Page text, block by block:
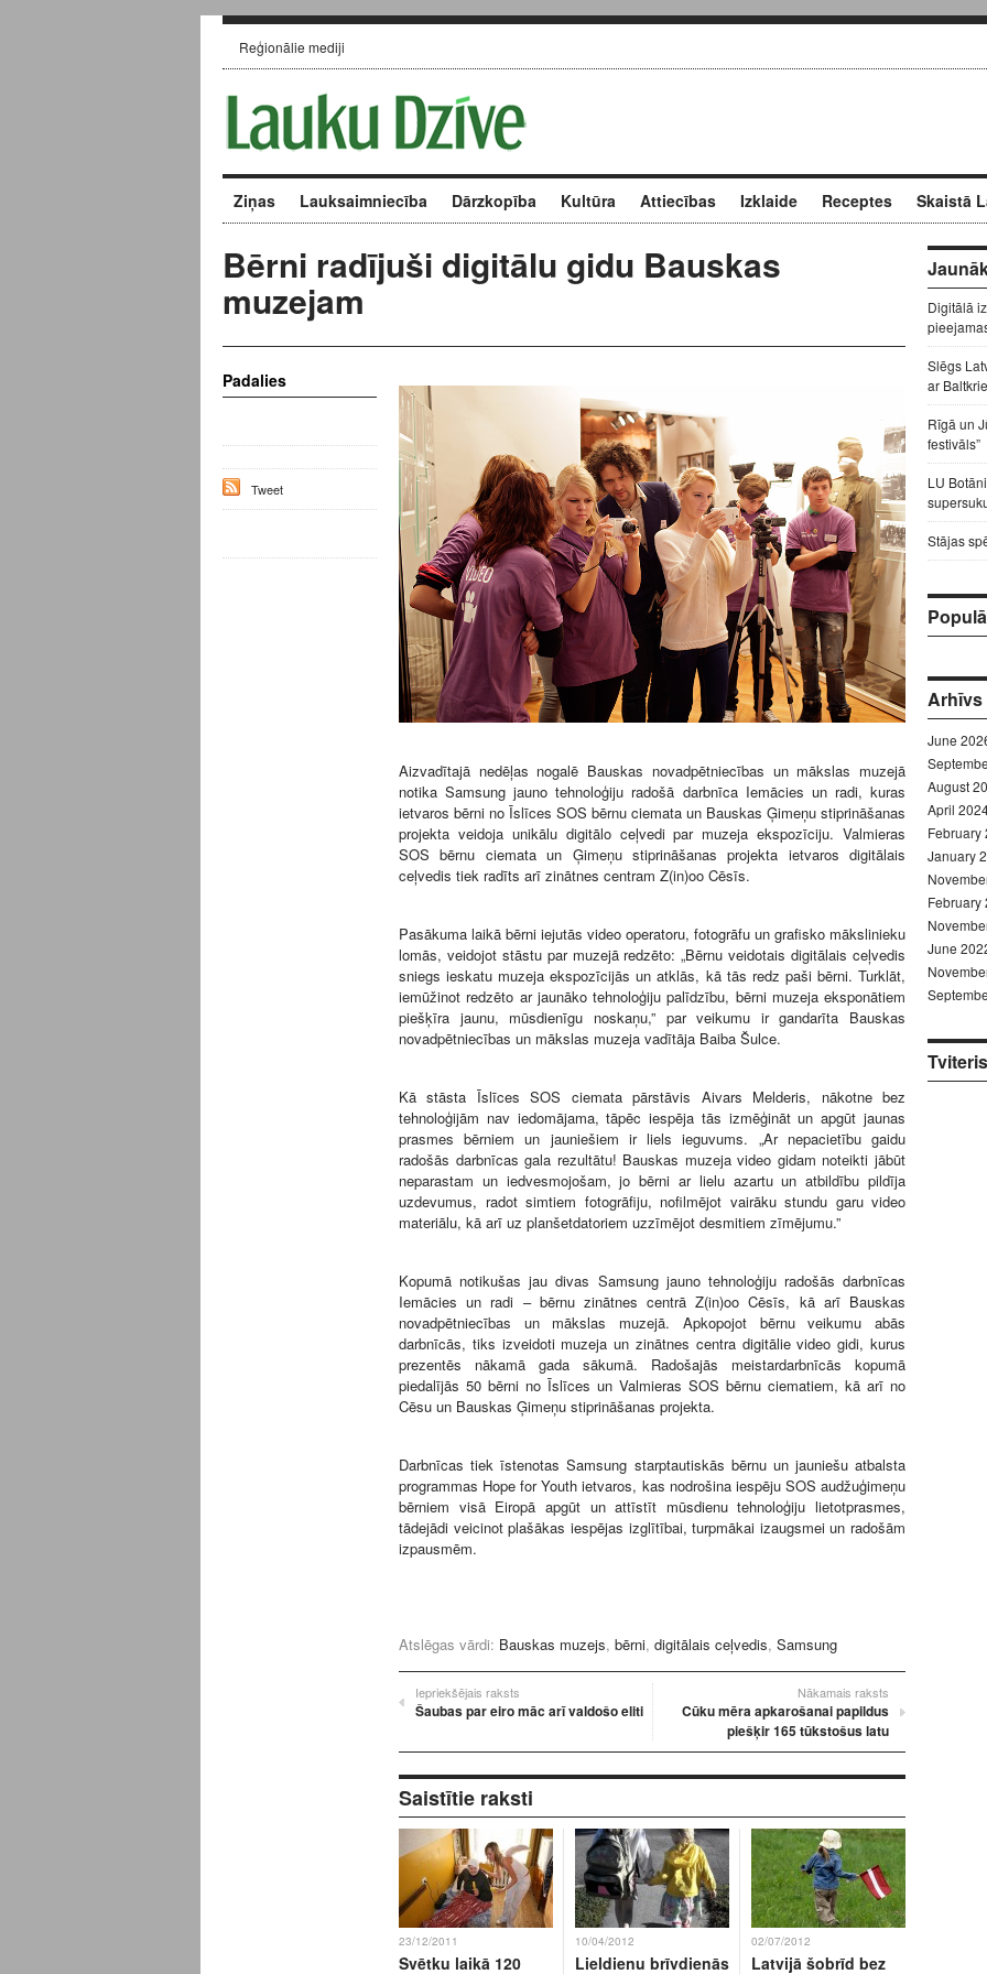
Reģionālie mediji
Ziņas Lauksaimniecība Dārzkopība Kultūra Attiecības Izklaide Receptes Skaistā
Bērni radījuši digitālu gidu Bauskas
muzejam
Aizvadītajā nedēļas nogalē Bauskas novadpētniecības un mākslas muzejā
notika Samsung jauno tehnoloģiju radošā darbnīca Iemācies un radi, kuras
ietvaros bērni no Īslīces SOS bērnu ciemata un Bauskas Ģimeņu stiprināšanas
projekta veidoja unikālu digitālo ceļvedi par muzeja ekspozīciju. Valmieras
SOS bērnu ciemata un Ģimeņu stiprināšanas projekta ietvaros digitālais
ceļvedis tiek radīts arī zinātnes centram Z(in)oo Cēsīs.
Pasākuma laikā bērni iejutās video operatoru, fotogrāfu un grafisko mākslinieku
lomās, veidojot stāstu par muzejā redzēto: „Bērnu veidotais digitālais ceļvedis
sniegs ieskatu muzeja ekspozīcijās un atklās, kā tās redz paši bērni. Turklāt,
iemūžinot redzēto ar jaunāko tehnoloģiju palīdzību, bērni muzeja eksponātiem
piešķīra jaunu, mūsdienīgu noskaņu,” par veikumu ir gandarīta Bauskas
novadpētniecības un mākslas muzeja vadītāja Baiba Šulce.
Kā stāsta Īslīces SOS ciemata pārstāvis Aivars Melderis, nākotne bez
tehnoloģijām nav iedomājama, tāpēc iespēja tās izmēģināt un apgūt jaunas
prasmes bērniem un jauniešiem ir liels ieguvums. „Ar nepacietību gaidu
radošās darbnīcas gala rezultātu! Bauskas muzeja video gidam noteikti jābūt
neparastam un iedvesmojošam, jo bērni ar lielu azartu un atbildību pildīja
uzdevumus, radot simtiem fotogrāfiju, nofilmējot vairāku stundu garu video
materiālu, kā arī uz planšetdatoriem uzzīmējot desmitiem zīmējumu.”
Kopumā notikušas jau divas Samsung jauno tehnoloģiju radošās darbnīcas
Iemācies un radi – bērnu zinātnes centrā Z(in)oo Cēsīs, kā arī Bauskas
novadpētniecības un mākslas muzejā. Apkopojot bērnu veikumu abās
darbnīcās, tiks izveidoti muzeja un zinātnes centra digitālie video gidi, kurus
prezentēs nākamā gada sākumā. Radošajās meistardarbnīcās kopumā
piedalījās 50 bērni no Īslīces un Valmieras SOS bērnu ciematiem, kā arī no
Cēsu un Bauskas Ģimeņu stiprināšanas projekta.
Darbnīcas tiek īstenotas Samsung starptautiskās bērnu un jauniešu atbalsta
programmas Hope for Youth ietvaros, kas nodrošina iespēju SOS audžuģimeņu
bērniem visā Eiropā apgūt un attīstīt mūsdienu tehnoloģiju lietotprasmes,
tādejādi veicinot plašākas iespējas izglītībai, turpmākai izaugsmei un radošām
izpausmēm.
Atslēgas vārdi: Bauskas muzejs, bērni, digitālais ceļvedis, Samsung
Iepriekšējais raksts
Šaubas par eiro māc arī valdošo eliti
Nākamais raksts
Cūku mēra apkarošanai papildus
piešķir 165 tūkstošus latu
Saistītie raksti
23/12/2011
Svētku laikā 120
10/04/2012
Lieldienu brīvdienās
02/07/2012
Latvijā šobrīd bez
Padalies
Tweet
Digitālā
Slēgs
ar
Rīgā un
festivāls”
LU
Stājas
Arhīvs
June
August
April
February
January
February
June
Tviteris